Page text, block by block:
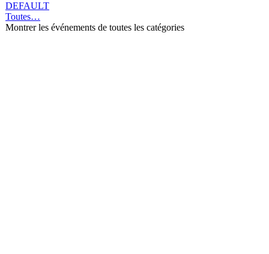
DEFAULT
Toutes…
Montrer les événements de toutes les catégories